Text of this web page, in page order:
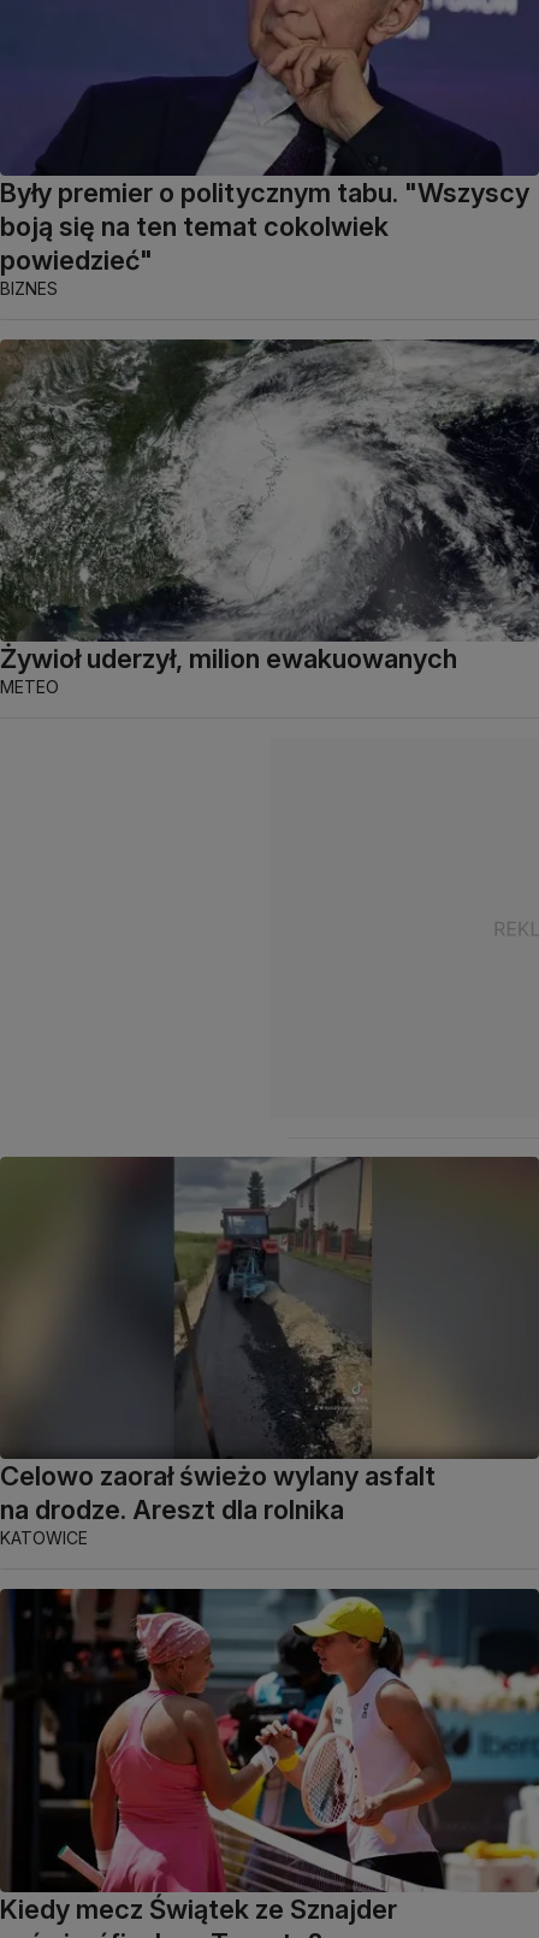
Były premier o politycznym tabu. "Wszyscy
boją się na ten temat cokolwiek
powiedzieć"
BIZNES
Żywioł uderzył, milion ewakuowanych
METEO
Celowo zaorał świeżo wylany asfalt
na drodze. Areszt dla rolnika
KATOWICE
Kiedy mecz Świątek ze Sznajder